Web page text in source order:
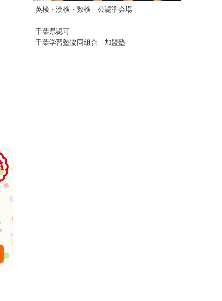
英検・漢検・数検 公認準会場
千葉県認可
千葉学習塾協同組合 加盟塾